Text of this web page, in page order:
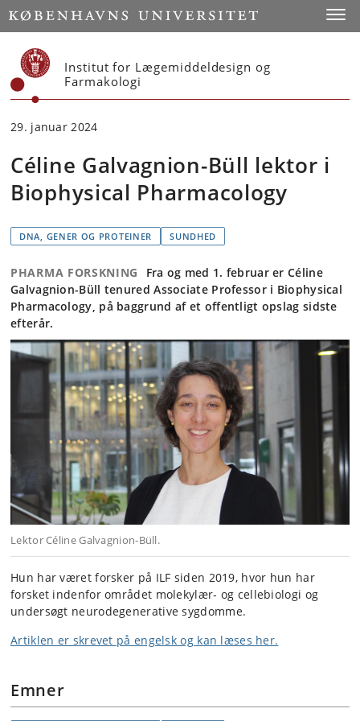
Start
Institut for Lægemiddeldesign og
Farmakologi
29. januar 2024
Céline Galvagnion-Büll lektor i
Biophysical Pharmacology
DNA, GENER OG PROTEINER SUNDHED
PHARMA FORSKNING
Fra og med 1. februar er Céline
Galvagnion-Büll tenured Associate Professor i Biophysical
Pharmacology, på baggrund af et offentligt opslag sidste
efterår.
Lektor Céline Galvagnion-Büll.
Hun har været forsker på ILF siden 2019, hvor hun har
forsket indenfor området molekylær- og cellebiologi og
undersøgt neurodegenerative sygdomme.
Artiklen er skrevet på engelsk og kan læses her.
Emner